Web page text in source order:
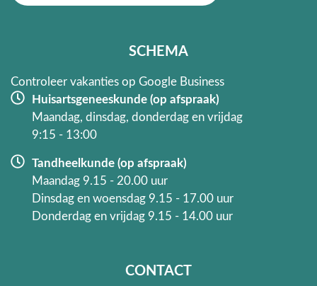
o
k
f
g
a
SCHEMA
Controleer vakanties op Google Business
Huisartsgeneeskunde (op afspraak)
Maandag, dinsdag, donderdag en vrijdag
9:15 - 13:00
Tandheelkunde (op afspraak)
Maandag 9.15 - 20.00 uur
Dinsdag en woensdag 9.15 - 17.00 uur
Donderdag en vrijdag 9.15 - 14.00 uur
CONTACT